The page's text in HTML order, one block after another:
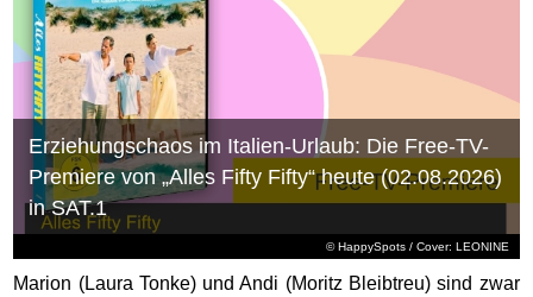
© HappySpots / Cover: LEONINE
Erziehungschaos im Italien-Urlaub: Die Free-TV-
Premiere von „Alles Fifty Fifty“ heute (02.08.2026)
in SAT.1
Marion (Laura Tonke) und Andi (Moritz Bleibtreu) sind zwar